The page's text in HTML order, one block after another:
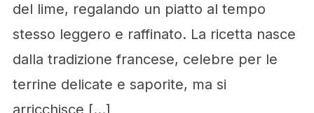
del lime, regalando un piatto al tempo
stesso leggero e raffinato. La ricetta nasce
dalla tradizione francese, celebre per le
terrine delicate e saporite, ma si
arricchisce […]